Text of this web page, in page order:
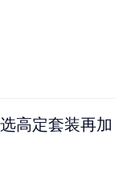
高定套装再加